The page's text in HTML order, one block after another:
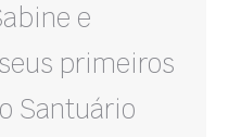
e
primeiros
Santuário